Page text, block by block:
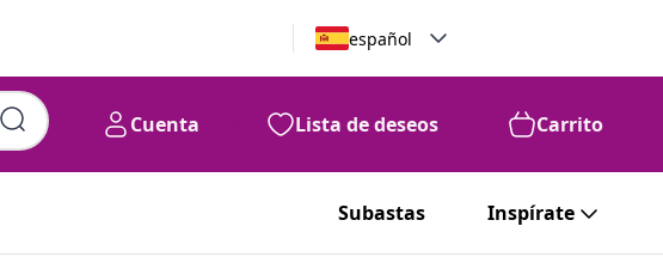
español
Cuenta Lista de deseos Carrito
Subastas Inspírate